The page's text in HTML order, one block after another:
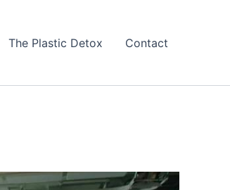
The Plastic Detox Contact